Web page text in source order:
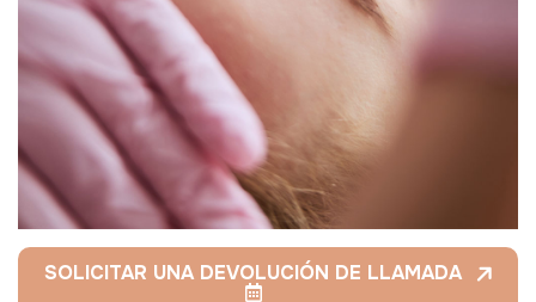
SOLICITAR UNA DEVOLUCIÓN DE LLAMADA